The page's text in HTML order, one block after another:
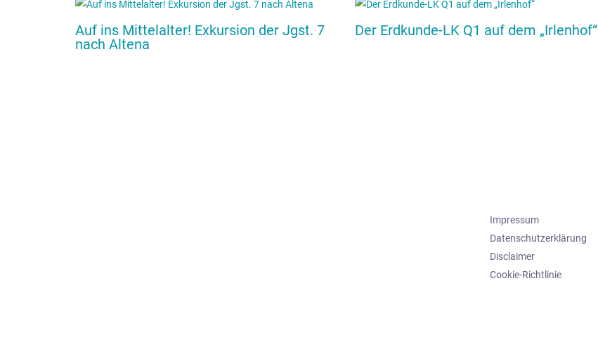
Auf ins Mittelalter! Exkursion der Jgst. 7
nach Altena
Der Erdkunde-LK Q1 auf dem „Irlenhof“
Impressum
Datenschutzerklärung
Disclaimer
Cookie-Richtlinie